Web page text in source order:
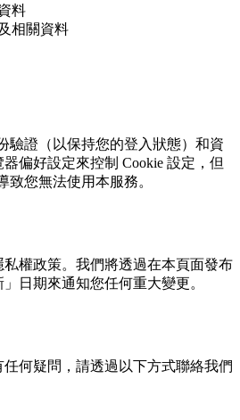
料
相關資料
驗證（以保持您的登入狀態）和資
偏好設定來控制 Cookie 設定，但
致您無法使用本服務。
權政策。我們將透過在本頁面發布
日期來通知您任何重大變更。
何疑問，請透過以下方式聯絡我們